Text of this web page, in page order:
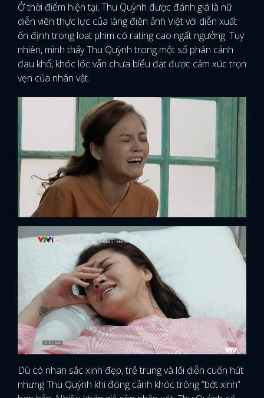
Ở thời điểm hiện tại, Thu Quỳnh được đánh giá là nữ
diễn viên thực lực của làng điện ảnh Việt với diễn xuất
ổn định trong loạt phim có rating cao ngất ngưởng. Tuy
nhiên, mình thấy Thu Quỳnh trong một số phân cảnh
đau khổ, khóc lóc vẫn chưa biểu đạt được cảm xúc trọn
vẹn của nhân vật.
Dù có nhan sắc xinh đẹp, trẻ trung và lối diễn cuốn hút
nhưng Thu Quỳnh khi đóng cảnh khóc trông “bớt xinh”